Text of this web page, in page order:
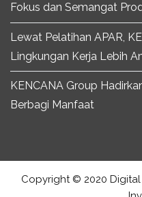
Fokus dan Semangat
Lewat Pelatihan APAR,
Lingkungan Kerja Lebih
KENCANA Group
Berbagi Manfaat
Copyright © 2020 Digital